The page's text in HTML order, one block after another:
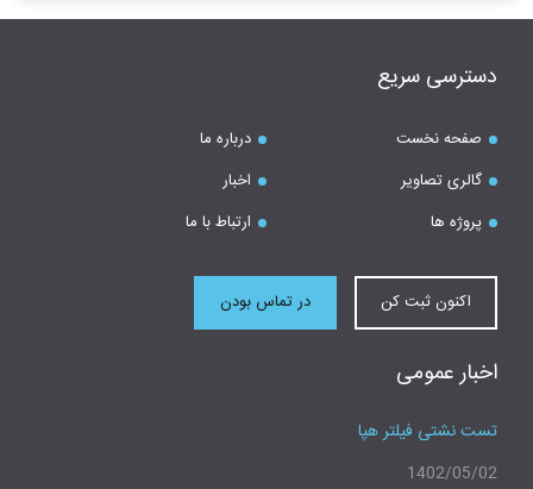
دسترسی سریع
صفحه نخست
درباره ما
گالری تصاویر
اخبار
پروژه ها
ارتباط با ما
اکنون ثبت کن در تماس بودن
اخبار عمومی
تست نشتی فیلتر هپا
1402/05/02